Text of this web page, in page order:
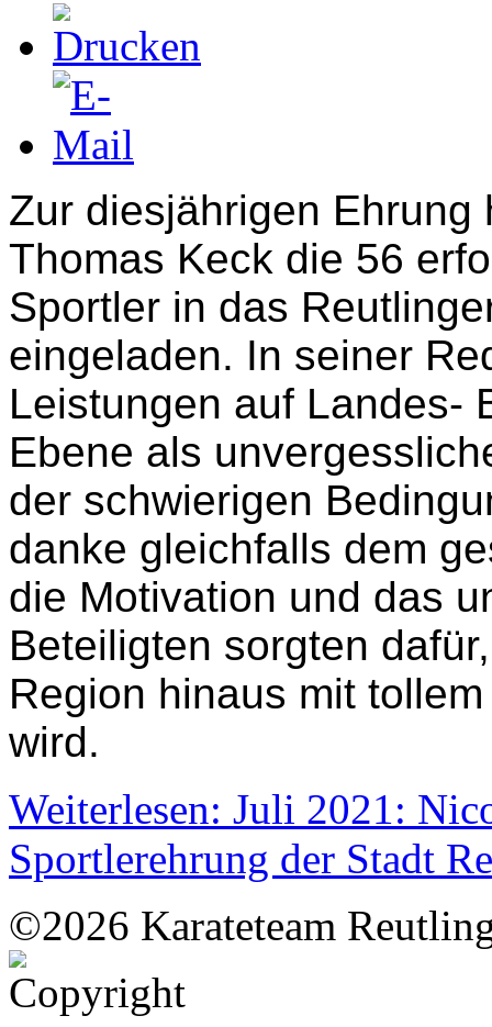
Zur diesjährigen Ehrung
Thomas Keck die 56
Sportler in das
eingeladen. In seiner
Leistungen auf Landes-
Ebene als
der schwierigen
danke gleichfalls dem
die Motivation und das
Beteiligten sorgten
Region hinaus mit
wird.
Weiterlesen: Juli 2021:
Sportlerehrung der Stadt
©2026 Karateteam